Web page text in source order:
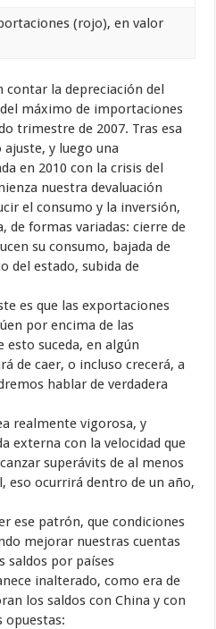
(rojo), en valor
la depreciación del
máximo de importaciones
trimestre de 2007. Tras esa
ajuste, y luego una
en 2010 con la crisis del
nuestra devaluación
el consumo y la inversión,
de formas variadas: cierre de
su consumo, bajada de
del estado, subida de
es que las exportaciones
por encima de las
esto suceda, en algún
de caer, o incluso crecerá, a
hablar de verdadera
realmente vigorosa, y
externa con la velocidad que
superávits de al menos
eso ocurrirá dentro de un año,
ese patrón, que condiciones
mejorar nuestras cuentas
saldos por países
inalterado, como era de
los saldos con China y con
opuestas: